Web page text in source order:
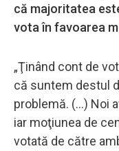
că majoritatea
vota în favoarea
„Ţinând cont de
că suntem destul
problemă. (...) Noi
iar moţiunea de
votată de către